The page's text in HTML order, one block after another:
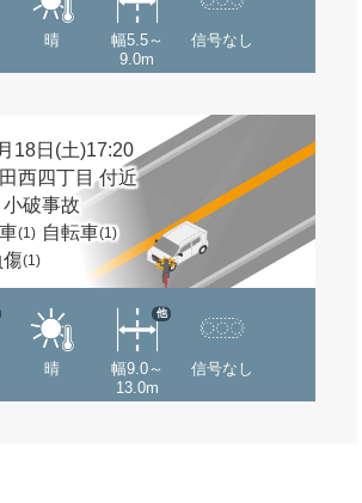
晴
幅5.5～
9.0m
信号なし
18日(土)17:20
西四丁目 付近
破事故
(1) 自転車(1)
傷(1)
晴
幅9.0～
13.0m
他
信号なし